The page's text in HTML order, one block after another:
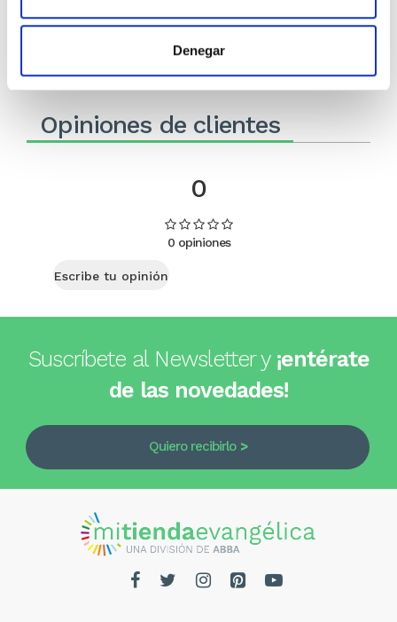
Denegar
Stock:-
Stock:-
Opiniones de clientes
0
0 opiniones
Escribe tu opinión
Suscríbete al Newsletter y ¡entérate
de las novedades!
Quiero recibirlo